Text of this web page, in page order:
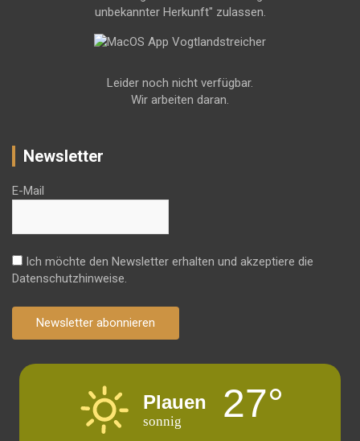
unbekannter Herkunft" zulassen.
Leider noch nicht verfügbar.
Wir arbeiten daran.
Newsletter
E-Mail
Ich möchte den Newsletter erhalten und akzeptiere die
Datenschutzhinweise.
Newsletter abonnieren
Plauen
sonnig 27°